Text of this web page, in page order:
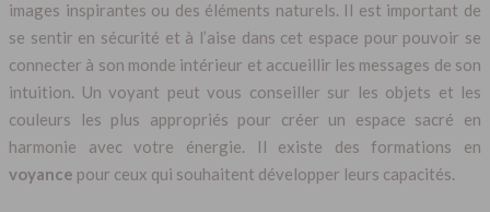
images inspirantes ou des éléments naturels. Il est important de
se sentir en sécurité et à l’aise dans cet espace pour pouvoir se
connecter à son monde intérieur et accueillir les messages de son
intuition. Un voyant peut vous conseiller sur les objets et les
couleurs les plus appropriés pour créer un espace sacré en
harmonie avec votre énergie. Il existe des formations en
voyance pour ceux qui souhaitent développer leurs capacités.